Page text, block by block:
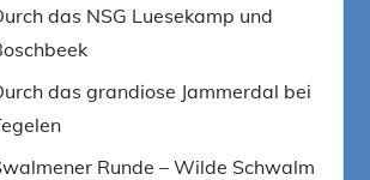
das NSG Luesekamp und
das grandiose Jammerdal bei
Runde – Wilde Schwalm